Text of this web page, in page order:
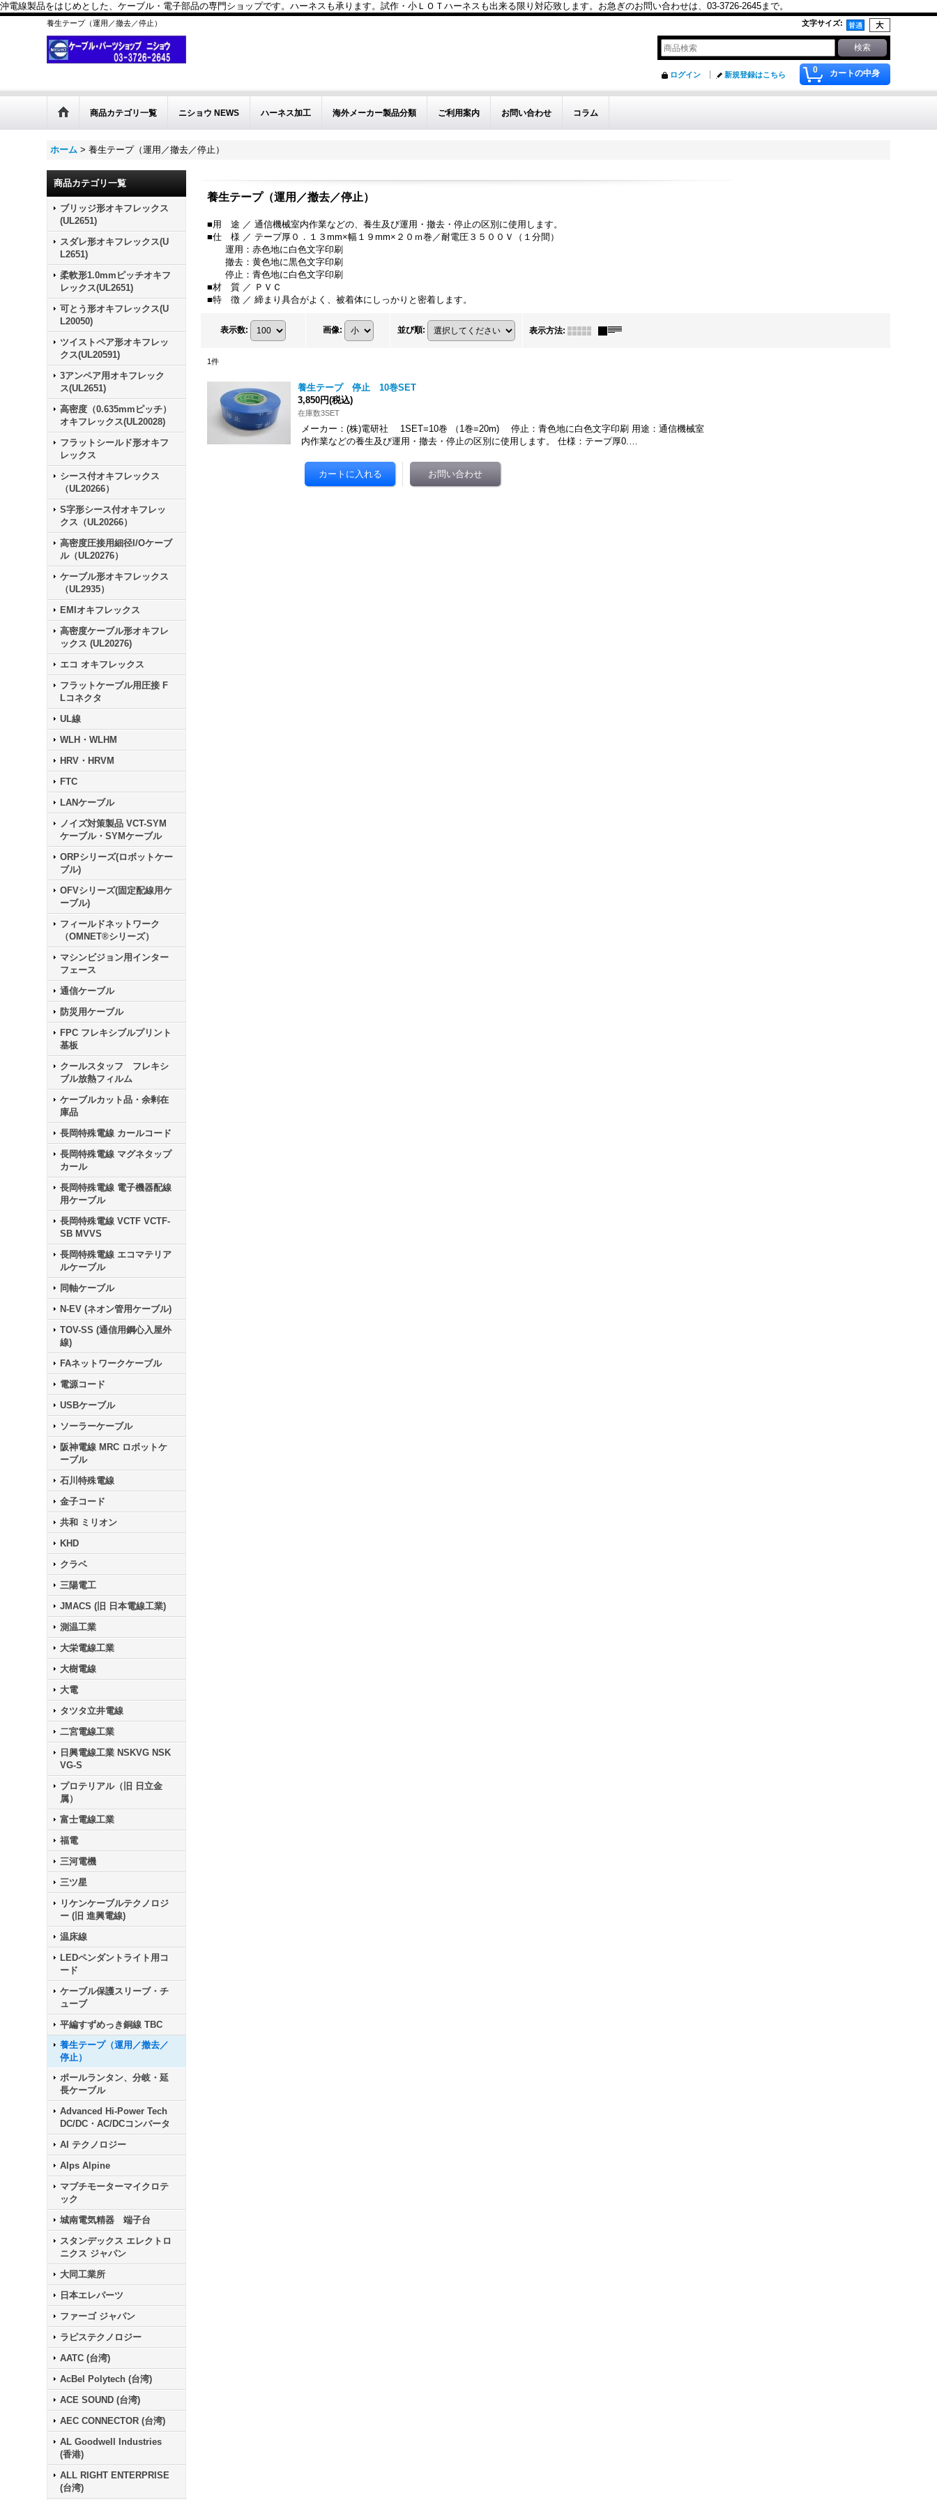
沖電線製品をはじめとした、ケーブル・電子部品の専門ショップです。ハーネスも承ります。試作・小ＬＯＴハーネスも出来る限り対応致します。お急ぎのお問い合わせは、03-3726-2645まで。
養生テープ（運用／撤去／停止） 文字サイズ:
0 カートの中身
ログイン 新規登録はこちら
商品カテゴリ一覧 ニショウ NEWS ハーネス加工 海外メーカー製品分類 ご利用案内 お問い合わせ コラム
ホーム > 養生テープ（運用／撤去／停止）
商品カテゴリ一覧
ブリッジ形オキフレックス
(UL2651)
スダレ形オキフレックス(U
L2651)
柔軟形1.0mmピッチオキフ
レックス(UL2651)
可とう形オキフレックス(U
L20050)
ツイストペア形オキフレッ
クス(UL20591)
3アンペア用オキフレック
ス(UL2651)
高密度（0.635mmピッチ）
オキフレックス(UL20028)
フラットシールド形オキフ
レックス
シース付オキフレックス
（UL20266）
S字形シース付オキフレッ
クス（UL20266）
高密度圧接用細径I/Oケーブ
ル（UL20276）
ケーブル形オキフレックス
（UL2935）
EMIオキフレックス
高密度ケーブル形オキフレ
ックス (UL20276)
エコ オキフレックス
フラットケーブル用圧接 F
Lコネクタ
UL線
WLH・WLHM
HRV・HRVM
FTC
LANケーブル
ノイズ対策製品 VCT-SYM
ケーブル・SYMケーブル
ORPシリーズ(ロボットケー
ブル)
OFVシリーズ(固定配線用ケ
ーブル)
フィールドネットワーク
（OMNET®シリーズ）
マシンビジョン用インター
フェース
通信ケーブル
防災用ケーブル
FPC フレキシブルプリント
基板
クールスタッフ フレキシ
ブル放熱フィルム
ケーブルカット品・余剰在
庫品
長岡特殊電線 カールコード
長岡特殊電線 マグネタップ
カール
長岡特殊電線 電子機器配線
用ケーブル
長岡特殊電線 VCTF VCTF-
SB MVVS
長岡特殊電線 エコマテリア
ルケーブル
同軸ケーブル
N-EV (ネオン管用ケーブル)
TOV-SS (通信用鋼心入屋外
線)
FAネットワークケーブル
電源コード
USBケーブル
ソーラーケーブル
阪神電線 MRC ロボットケ
ーブル
石川特殊電線
金子コード
共和 ミリオン
KHD
クラベ
三陽電工
JMACS (旧 日本電線工業)
測温工業
大栄電線工業
大樹電線
大電
タツタ立井電線
二宮電線工業
日興電線工業 NSKVG NSK
VG-S
プロテリアル（旧 日立金
属）
富士電線工業
福電
三河電機
三ツ星
リケンケーブルテクノロジ
ー (旧 進興電線)
温床線
LEDペンダントライト用コ
ード
ケーブル保護スリーブ・チ
ューブ
平編すずめっき銅線 TBC
養生テープ（運用／撤去／
停止）
ポールランタン、分岐・延
長ケーブル
Advanced Hi-Power Tech
DC/DC・AC/DCコンバータ
AI テクノロジー
Alps Alpine
マブチモーターマイクロテ
ック
城南電気精器 端子台
スタンデックス エレクトロ
ニクス ジャパン
大同工業所
日本エレパーツ
ファーゴ ジャパン
ラピステクノロジー
AATC (台湾)
AcBel Polytech (台湾)
ACE SOUND (台湾)
AEC CONNECTOR (台湾)
AL Goodwell Industries
(香港)
ALL RIGHT ENTERPRISE
(台湾)
養生テープ（運用／撤去／停止）
■用 途 ／ 通信機械室内作業などの、養生及び運用・撤去・停止の区別に使用します。
■仕 様 ／ テープ厚０．１３mm×幅１９mm×２０ｍ巻／耐電圧３５００Ｖ（１分間）
運用：赤色地に白色文字印刷
撤去：黄色地に黒色文字印刷
停止：青色地に白色文字印刷
■材 質 ／ ＰＶＣ
■特 徴 ／ 締まり具合がよく、被着体にしっかりと密着します。
表示数: 画像: 並び順: 表示方法:
1件
養生テープ 停止 10巻SET
3,850円(税込)
在庫数3SET
メーカー：(株)電研社 1SET=10巻 （1巻=20m) 停止：青色地に白色文字印刷 用途：通信機械室
内作業などの養生及び運用・撤去・停止の区別に使用します。 仕様：テープ厚0.…